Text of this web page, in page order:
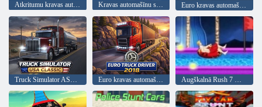
Atkritumu kravas automašīnas braukšanas simulators Kravas automašīnu simulators: Eiropa Euro kravas automašīnas vadītājs
Truck Simulator ASV: klasisks Euro kravas automašīnas vadītājs 2018 Augškalnā Rush 7 WaterPark